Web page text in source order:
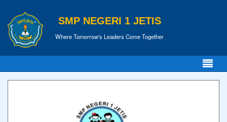
SMP NEGERI 1 JETIS
Where Tomorrow's Leaders Come Together